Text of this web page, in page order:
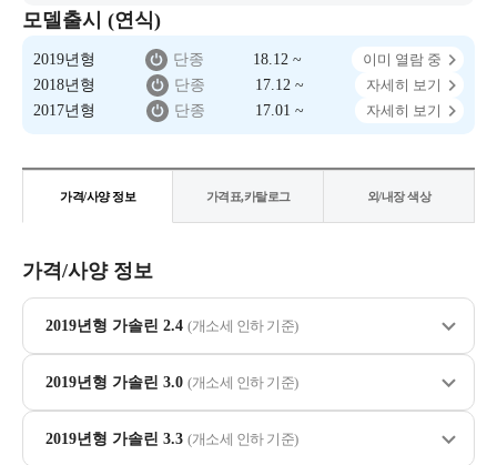
모델출시 (연식)
2019년형 단종 18.12 ~
이미 열람 중
2018년형
단종 17.12 ~
자세히 보기
2017년형
단종 17.01 ~ 자세히 보기
가격/사양 정보 가격표,카탈로그 외/내장 색상
가격/사양 정보
2019년형 가솔린 2.4 (개소세 인하 기준)
2019년형 가솔린 3.0 (개소세 인하 기준)
2019년형 가솔린 3.3 (개소세 인하 기준)